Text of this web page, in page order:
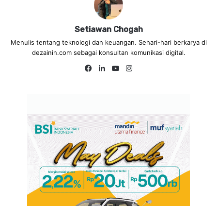
Setiawan Chogah
Menulis tentang teknologi dan keuangan. Sehari-hari berkarya di
dezainin.com sebagai konsultan komunikasi digital.
Fa
Lin
Yo